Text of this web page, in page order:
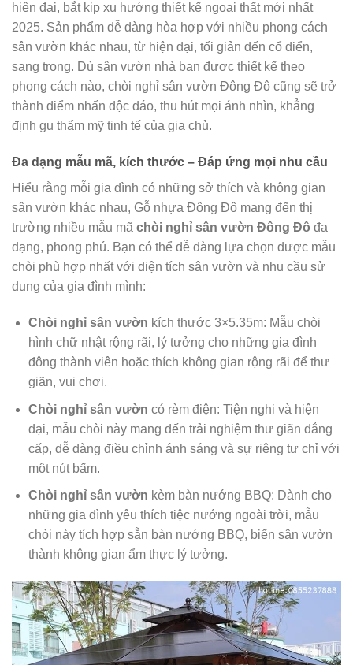
hiện đại, bắt kịp xu hướng thiết kế ngoại thất mới nhất
2025. Sản phẩm dễ dàng hòa hợp với nhiều phong cách
sân vườn khác nhau, từ hiện đại, tối giản đến cổ điển,
sang trọng. Dù sân vườn nhà bạn được thiết kế theo
phong cách nào, chòi nghỉ sân vườn Đông Đô cũng sẽ trở
thành điểm nhấn độc đáo, thu hút mọi ánh nhìn, khẳng
định gu thẩm mỹ tinh tế của gia chủ.
Đa dạng mẫu mã, kích thước – Đáp ứng mọi nhu cầu
Hiểu rằng mỗi gia đình có những sở thích và không gian
sân vườn khác nhau, Gỗ nhựa Đông Đô mang đến thị
trường nhiều mẫu mã chòi nghỉ sân vườn Đông Đô đa
dạng, phong phú. Bạn có thể dễ dàng lựa chọn được mẫu
chòi phù hợp nhất với diện tích sân vườn và nhu cầu sử
dụng của gia đình mình:
Chòi nghỉ sân vườn kích thước 3×5.35m: Mẫu chòi
hình chữ nhật rộng rãi, lý tưởng cho những gia đình
đông thành viên hoặc thích không gian rộng rãi để thư
giãn, vui chơi.
Chòi nghỉ sân vườn có rèm điện: Tiện nghi và hiện
đại, mẫu chòi này mang đến trải nghiệm thư giãn đẳng
cấp, dễ dàng điều chỉnh ánh sáng và sự riêng tư chỉ với
một nút bấm.
Chòi nghỉ sân vườn kèm bàn nướng BBQ: Dành cho
những gia đình yêu thích tiệc nướng ngoài trời, mẫu
chòi này tích hợp sẵn bàn nướng BBQ, biến sân vườn
thành không gian ẩm thực lý tưởng.